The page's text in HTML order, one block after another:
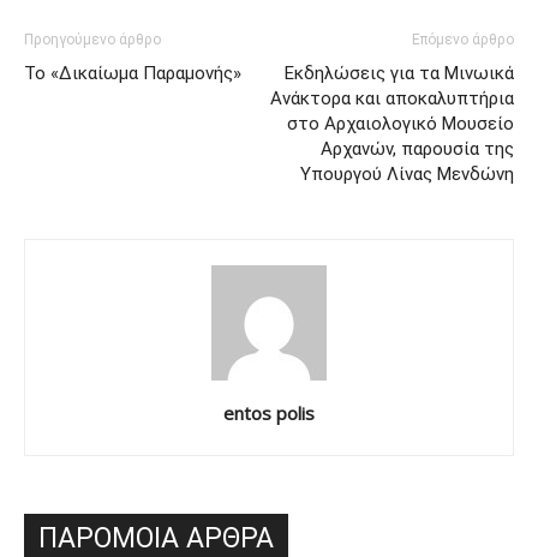
Προηγούμενο άρθρο
Το «Δικαίωμα Παραμονής»
Επόμενο άρθρο
Εκδηλώσεις για τα Μινωικά
Ανάκτορα και αποκαλυπτήρια
στο Αρχαιολογικό Μουσείο
Αρχανών, παρουσία της
Υπουργού Λίνας Μενδώνη
entos polis
ΠΑΡΟΜΟΙΑ ΑΡΘΡΑ